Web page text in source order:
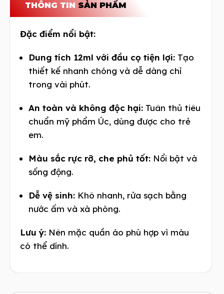
THÔNG TIN SẢN PHẨM
Đặc điểm nổi bật:
Dung tích 12ml với đầu cọ tiện lợi: Tạo
thiết kế nhanh chóng và dễ dàng chỉ
trong vài phút.
An toàn và không độc hại: Tuân thủ tiêu
chuẩn mỹ phẩm Úc, dùng được cho trẻ
em.
Màu sắc rực rỡ, che phủ tốt: Nổi bật và
sống động.
Dễ vệ sinh: Khô nhanh, rửa sạch bằng
nước ấm và xà phòng.
Lưu ý: Nên mặc quần áo phù hợp vì màu
có thể dính.